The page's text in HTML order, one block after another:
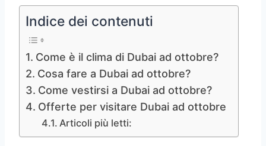
Indice dei contenuti
Come è il clima di Dubai ad ottobre?
Cosa fare a Dubai ad ottobre?
Come vestirsi a Dubai ad ottobre?
Offerte per visitare Dubai ad ottobre
Articoli più letti: